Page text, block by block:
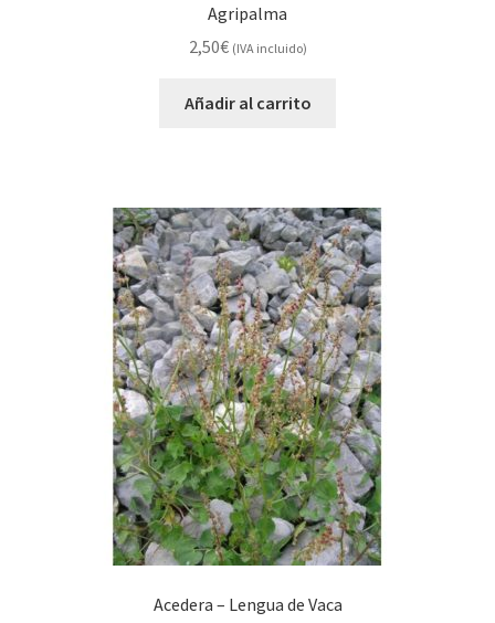
Agripalma
2,50€ (IVA incluido)
Añadir al carrito
Acedera – Lengua de Vaca